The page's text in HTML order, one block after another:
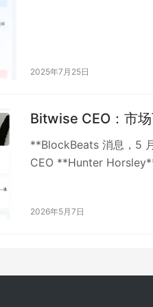
2025年7月25日
Bitwise CEO：市
**BlockBeats 消息，5
CEO **Hunter
2026年5月7日